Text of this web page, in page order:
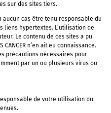
sur des sites tiers.
aucun cas être tenu responsable du
liens hypertextes. L’utilisation de
Le contenu de ces sites a pu
n’en ait eu connaissance.
précautions nécessaires pour
par un ou plusieurs virus ou
de votre utilisation du